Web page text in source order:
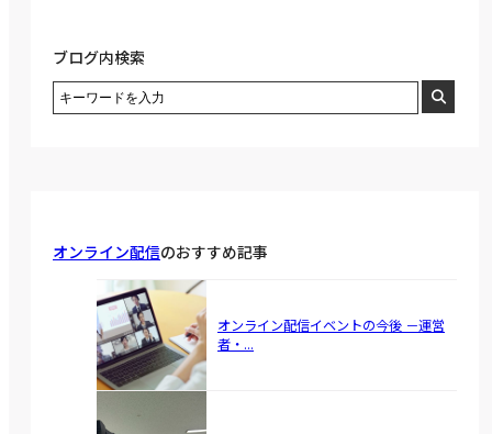
ブログ内検索
オンライン配信のおすすめ記事
オンライン配信イベントの今後 －運営
者・...